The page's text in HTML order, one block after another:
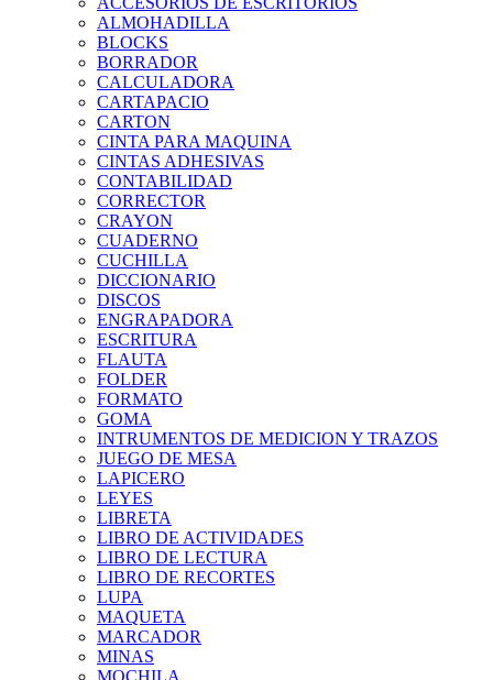
ALMOHADILLA
BLOCKS
BORRADOR
CALCULADORA
CARTAPACIO
CARTON
CINTA PARA MAQUINA
CINTAS ADHESIVAS
CONTABILIDAD
CORRECTOR
CRAYON
CUADERNO
CUCHILLA
DICCIONARIO
DISCOS
ENGRAPADORA
ESCRITURA
FLAUTA
FOLDER
FORMATO
GOMA
INTRUMENTOS DE MEDICION Y TRAZOS
JUEGO DE MESA
LAPICERO
LEYES
LIBRETA
LIBRO DE ACTIVIDADES
LIBRO DE LECTURA
LIBRO DE RECORTES
LUPA
MAQUETA
MARCADOR
MINAS
MOCHILA